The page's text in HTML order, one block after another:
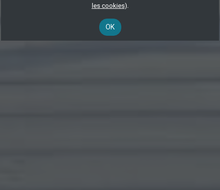
les cookies).
OK